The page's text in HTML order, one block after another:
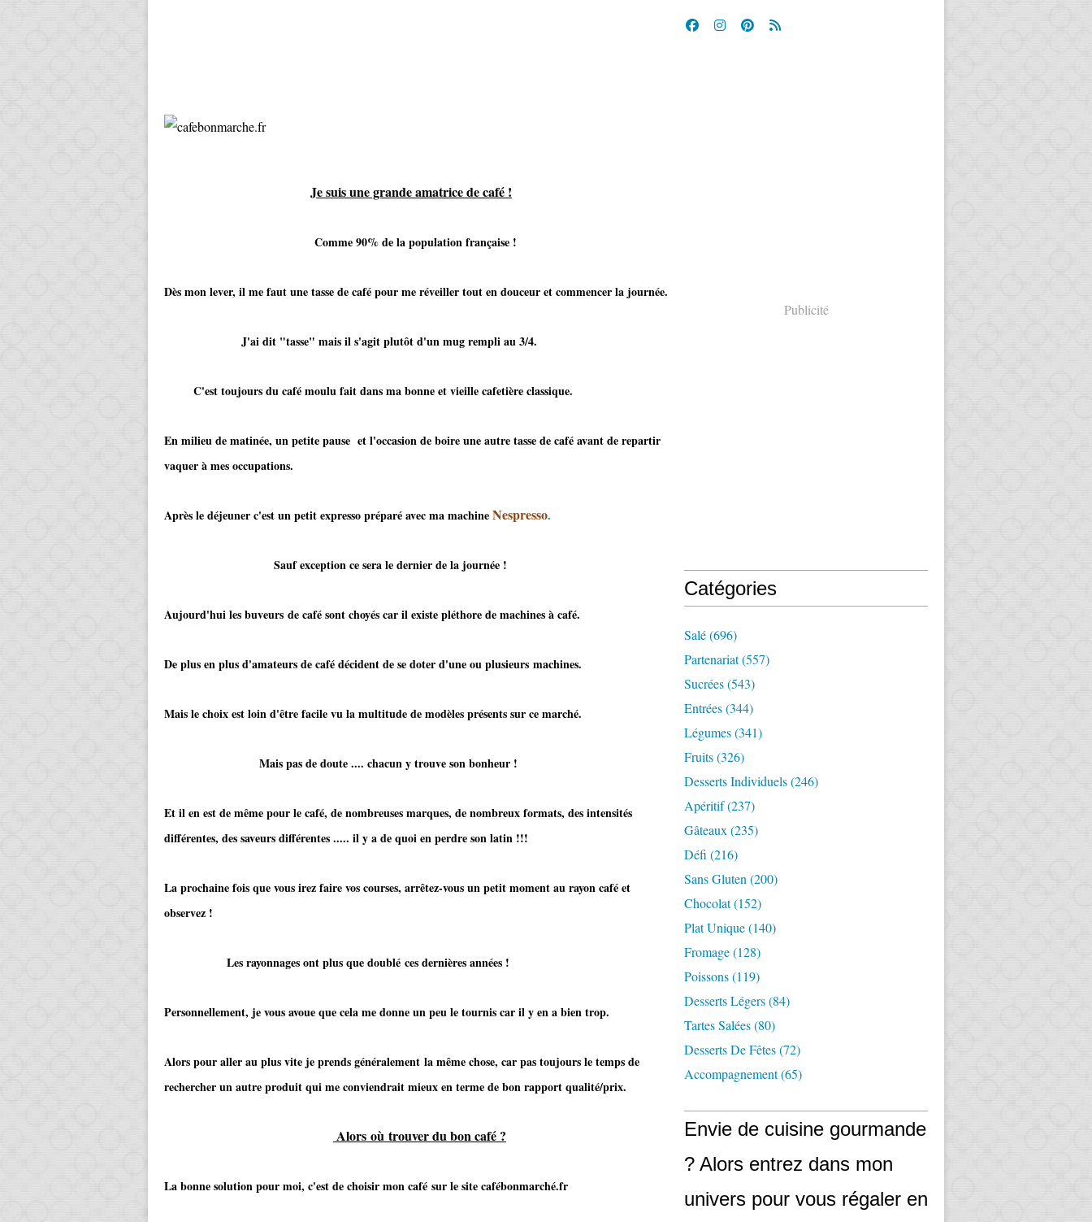
Je suis une grande amatrice de café !
Comme 90% de la population française !
Dès mon lever, il me faut une tasse de café pour me réveiller tout en douceur et commencer la journée.
J'ai dit "tasse" mais il s'agit plutôt d'un mug rempli au 3/4.
C'est toujours du café moulu fait dans ma bonne et vieille cafetière classique.
En milieu de matinée, un petite pause et l'occasion de boire une autre tasse de café avant de repartir
vaquer à mes occupations.
Après le déjeuner c'est un petit expresso préparé avec ma machineNespresso.
Sauf exception ce sera le dernier de la journée !
Aujourd'hui les buveurs de café sont choyés car il existe pléthore de machines à café.
De plus en plus d'amateurs de café décident de se doter d'une ou plusieurs machines.
Mais le choix est loin d'être facile vu la multitude de modèles présents sur ce marché.
Mais pas de doute .... chacun y trouve son bonheur !
Et il en est de même pour le café, de nombreuses marques, de nombreux formats, des intensités
différentes, des saveurs différentes ..... il y a de quoi en perdre son latin !!!
La prochaine fois que vous irez faire vos courses, arrêtez-vous un petit moment au rayon café et
observez !
Les rayonnages ont plus que doublé ces dernières années !
Personnellement, je vous avoue que cela me donne un peu le tournis car il y en a bien trop.
Alors pour aller au plus vite je prends généralement la même chose, car pas toujours le temps de
rechercher un autre produit qui me conviendrait mieux en terme de bon rapport qualité/prix.
Alors où trouver du bon café ?
La bonne solution pour moi, c'est de choisir mon café sur le site cafébonmarché.fr
Publicité
Catégories
Salé(696)
Partenariat(557)
Sucrées(543)
Entrées(344)
Légumes(341)
Fruits(326)
Desserts Individuels(246)
Apéritif(237)
Gâteaux (235)
Défi (216)
Sans Gluten (200)
Chocolat(152)
Plat Unique(140)
Fromage(128)
Poissons(119)
Desserts Légers(84)
Tartes Salées(80)
Desserts De Fêtes(72)
Accompagnement(65)
Envie de cuisine gourmande
? Alors entrez dans mon
univers pour vous régaler en